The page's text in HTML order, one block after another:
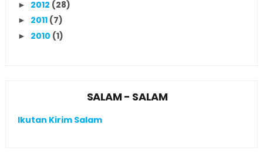
► 2012 (28)
► 2011 (7)
► 2010 (1)
SALAM - SALAM
Ikutan Kirim Salam